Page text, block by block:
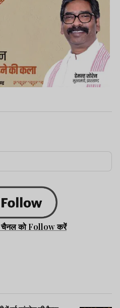
चैनल को Follow करें